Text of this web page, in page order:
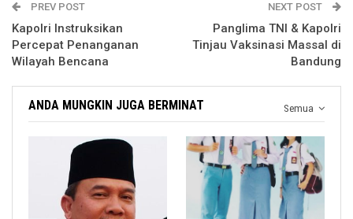
PREV POST
Kapolri Instruksikan
Percepat Penanganan
Wilayah Bencana
NEXT POST
Panglima TNI & Kapolri
Tinjau Vaksinasi Massal di
Bandung
Semua
ANDA MUNGKIN JUGA BERMINAT